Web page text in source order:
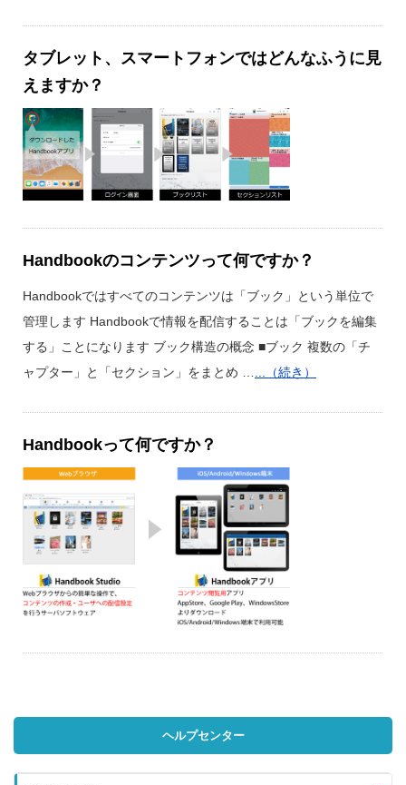
タブレット、スマートフォンではどんなふうに見
えますか？
Handbookのコンテンツって何ですか？
Handbookではすべてのコンテンツは「ブック」という単位で
管理します Handbookで情報を配信することは「ブックを編集
する」ことになります ブック構造の概念 ■ブック 複数の「チ
ャプター」と「セクション」をまとめ …
...（続き）
Handbookって何ですか？
ヘルプセンター